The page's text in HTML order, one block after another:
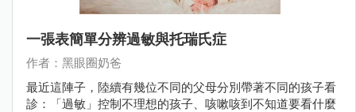
一張表簡單分辨過敏與托瑞氏症
作者：黑眼圈奶爸
最近這陣子，陸續有幾位不同的父母分別帶著不同的孩子看
診：「過敏」控制不理想的孩子、咳嗽咳到不知道要看什麼